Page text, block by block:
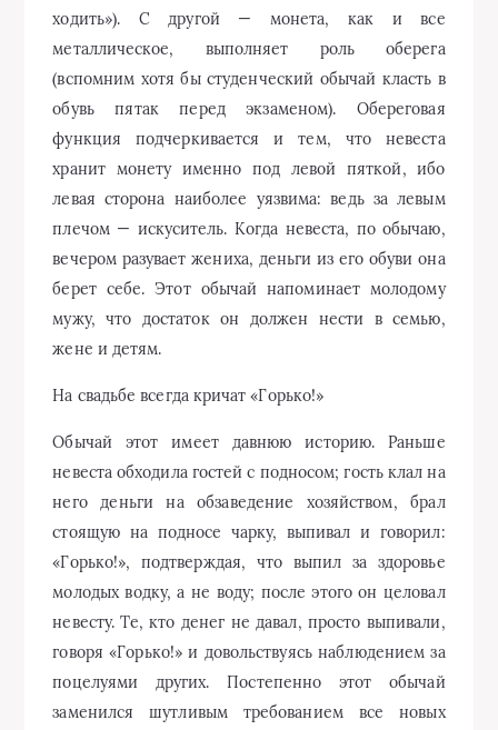
ходить»). С другой — монета, как и все
металлическое, выполняет роль оберега
(вспомним хотя бы студенческий обычай класть в
обувь пятак перед экзаменом). Обереговая
функция подчеркивается и тем, что невеста
хранит монету именно под левой пяткой, ибо
левая сторона наиболее уязвима: ведь за левым
плечом — искуситель. Когда невеста, по обычаю,
вечером разувает жениха, деньги из его обуви она
берет себе. Этот обычай напоминает молодому
мужу, что достаток он должен нести в семью,
жене и детям.
На свадьбе всегда кричат «Горько!»
Обычай этот имеет давнюю историю. Раньше
невеста обходила гостей с подносом; гость клал на
него деньги на обзаведение хозяйством, брал
стоящую на подносе чарку, выпивал и говорил:
«Горько!», подтверждая, что выпил за здоровье
молодых водку, а не воду; после этого он целовал
невесту. Те, кто денег не давал, просто выпивали,
говоря «Горько!» и довольствуясь наблюдением за
поцелуями других. Постепенно этот обычай
заменился шутливым требованием все новых